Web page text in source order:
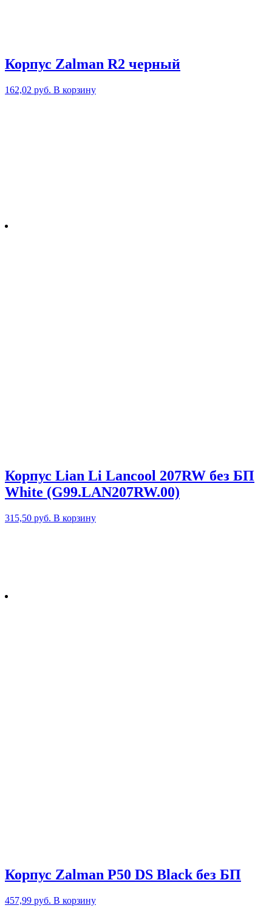
Корпус Zalman R2 черный
162,02 руб. В корзину
Корпус Lian Li Lancool 207RW без БП
White (G99.LAN207RW.00)
315,50 руб. В корзину
Корпус Zalman P50 DS Black без БП
457,99 руб. В корзину